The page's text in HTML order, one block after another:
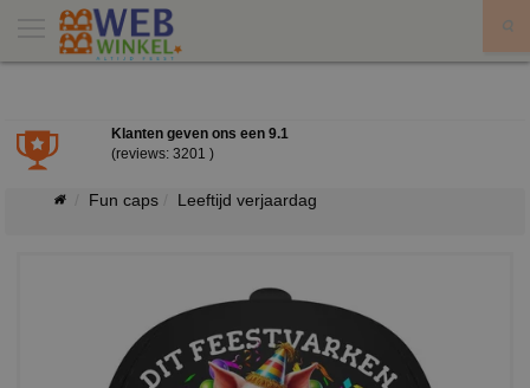
Klanten geven ons een 9.1
(reviews: 3201 )
Fun caps Leeftijd verjaardag